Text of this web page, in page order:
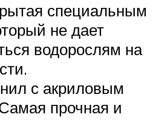
специальным
не дает
водорослям на
с акриловым
прочная и